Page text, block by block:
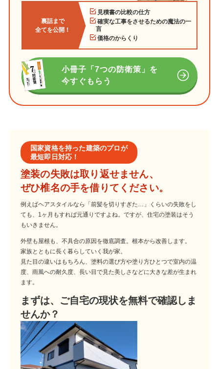
裏話まで
全てを公開！
見積書の比較の仕方
確実な工事をさせるための魔法の一
言
価格のからくり
小冊子「7つの防衛策」を
今すぐもらう
国家資格を持った建築のプロが
最短即日対応！
塗装の失敗は取り返せません、
ぜひ椎名の手を借りてください。
例えばヘアスタイルなら「前髪を切りすぎた…」くらいの失敗をし
ても、1ヶ月もすれば元通りですよね。ですが、住宅の塗装はそう
もいきません。
外壁も屋根も、不具合の原因を徹底調査。根本から改善します。
家族とともに長く暮らしていく我が家。
見た目の違いはもちろん、塗料の選び方や塗り方ひとつで室内の温
度、雨風への耐久度、長い目で見た美しさなどに大きな差が生まれ
ます。
まずは、ご自宅の現状を無料で確認しま
せんか？